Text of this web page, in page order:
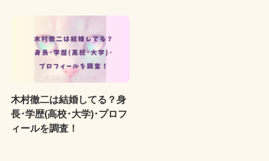
木村徹二は結婚してる？身
長･学歴(高校･大学)･プロフ
ィールを調査！